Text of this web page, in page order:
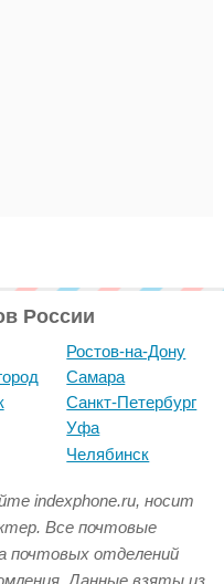
России
Ростов-на-Дону
Самара
Санкт-Петербург
Уфа
Челябинск
indexphone.ru, носит
Все почтовые
почтовых отделений
Данные взяты из